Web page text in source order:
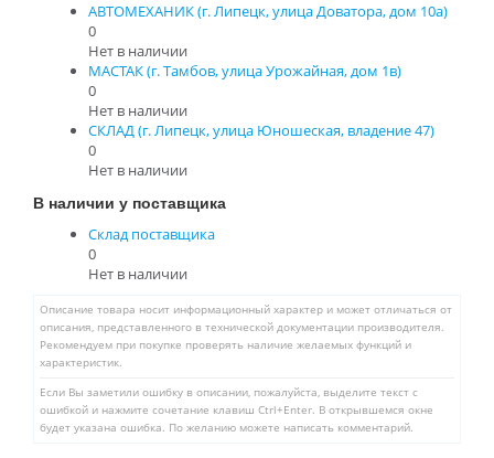
АВТОМЕХАНИК (г. Липецк, улица Доватора, дом 10а)
0
Нет в наличии
МАСТАК (г. Тамбов, улица Урожайная, дом 1в)
0
Нет в наличии
СКЛАД (г. Липецк, улица Юношеская, владение 47)
0
Нет в наличии
В наличии у поставщика
Склад поставщика
0
Нет в наличии
Описание товара носит информационный характер и может отличаться от
описания, представленного в технической документации производителя.
Рекомендуем при покупке проверять наличие желаемых функций и
характеристик.
Если Вы заметили ошибку в описании, пожалуйста, выделите текст с
ошибкой и нажмите сочетание клавиш Ctrl+Enter. В открывшемся окне
будет указана ошибка. По желанию можете написать комментарий.